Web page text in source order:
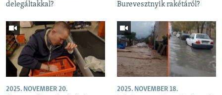
delegáltakkal?
Burevesztnyik rakétáról?
2025. NOVEMBER 20. 2025. NOVEMBER 18.